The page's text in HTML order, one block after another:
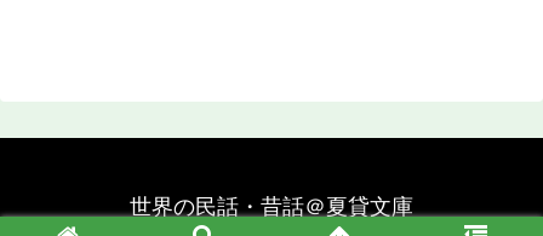
世界の民話・昔話＠夏貸文庫